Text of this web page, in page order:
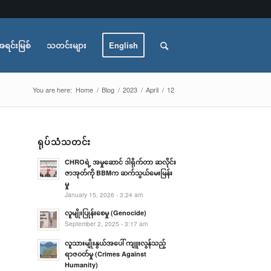
င်းမြစ် သတင်းများ English
You are here: Home / Blog / 2023 / April / 12
ရုပ်သံသတင်း
CHROရဲ့ အမှုဆောင် ဒါရိုက်တာ ဆလိုင်း
ဇာအုတ်ကို BBMက ဆက်သွယ်မေးမြန်း
မှု
January 15, 2026 - 3:24 am
လူမျိုးပြုန်းစေမှု (Genocide)
September 2, 2025 - 3:17 am
လူသားမျိုးနွယ်အပေါ် ကျူးလွန်သည့်
ရာဇဝတ်မှု (Crimes Against
Humanity)